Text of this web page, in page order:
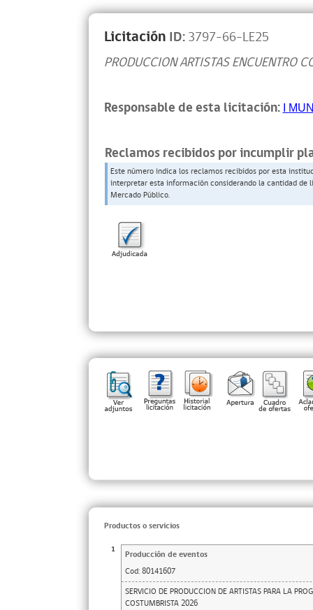
Licitación ID:3797-66-LE25
PRODUCCION ARTISTAS ENCUENTRO
Responsable de esta licitación:I
Reclamos recibidos por incumplir
Este número indica los reclamos recibidos por esta
interpretar esta información considerando la cantidad
Mercado Público.
Productos o servicios
1
Producción de eventos
Cod: 80141607
SERVICIO DE PRODUCCION DE ARTISTAS PARA LA
COSTUMBRISTA 2026